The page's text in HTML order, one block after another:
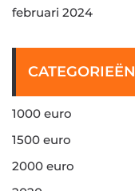
februari 2024
CATEGORIEËN
1000 euro
1500 euro
2000 euro